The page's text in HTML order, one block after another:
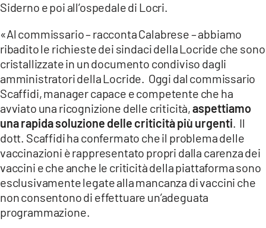
ILREGGINO.IT
COSENZACHANNEL.IT
ILVIBONESE.IT
CATANZAROCHANNEL.IT
LACAPITALENEWS.IT
App
ANDROID
Siderno e poi all’ospedale di Locri.
«Al commissario – racconta Calabrese – abbiamo
ribadito le richieste dei sindaci della Locride che sono
cristallizzate in un documento condiviso dagli
amministratori della Locride. Oggi dal commissario
Scaffidi, manager capace e competente che ha
avviato una ricognizione delle criticità,aspettiamo
una rapida soluzione delle criticità più urgenti . Il
dott. Scaffidi ha confermato che il problema delle
vaccinazioni è rappresentato propri dalla carenza dei
vaccini e che anche le criticità della piattaforma sono
esclusivamente legate alla mancanza di vaccini che
non consentono di effettuare un’adeguata
programmazione.